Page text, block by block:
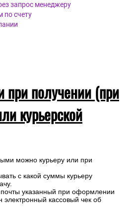
запрос менеджеру
по счету
получении (при
курьерской
можно курьеру или при
с какой суммы курьеру
указанный при оформлении
электронный кассовый чек об